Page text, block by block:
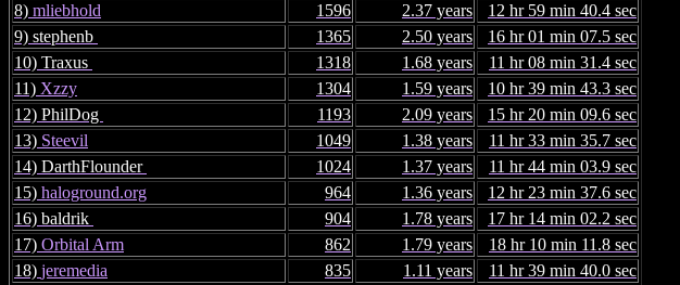
8) mliebhold 1596 2.37 years
12 hr 59 min 40.4 sec
9) stephenb
1365 2.50 years
16 hr 01 min 07.5 sec
10) Traxus
1318 1.68 years
11 hr 08 min 31.4 sec
11) Xzzy 1304 1.59 years
10 hr 39 min 43.3 sec
12) PhilDog
1193 2.09 years
15 hr 20 min 09.6 sec
13) Steevil 1049 1.38 years
11 hr 33 min 35.7 sec
14) DarthFlounder
1024 1.37 years
11 hr 44 min 03.9 sec
15) haloground.org 964 1.36 years
12 hr 23 min 37.6 sec
16) baldrik
904 1.78 years
17 hr 14 min 02.2 sec
17) Orbital Arm 862 1.79 years
18 hr 10 min 11.8 sec
18) jeremedia 835 1.11 years
11 hr 39 min 40.0 sec